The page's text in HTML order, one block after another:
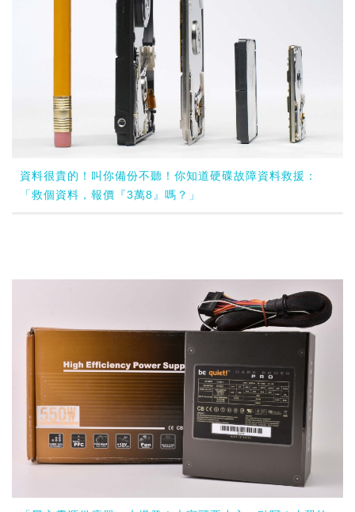
資料很貴的！叫你備份不聽！你知道硬碟故障資料救援：
「救個資料，報價『3萬8』嗎？」